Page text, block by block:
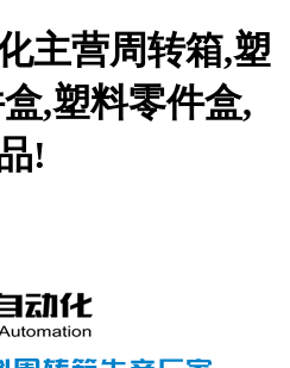
主营周转箱,塑
,塑料零件盒,
!